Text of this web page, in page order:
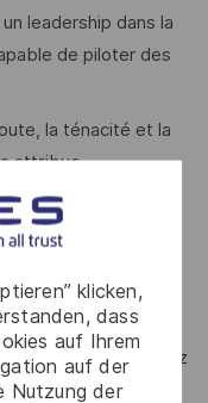
klicken,
dass
auf Ihrem
auf der
Nutzung der
leadership dans la
de piloter des
la ténacité et la
attribue.
couvrant un
préparation de
et vous travaillez